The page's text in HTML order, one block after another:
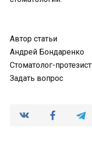
Автор статьи
Андрей Бондаренко
Стоматолог-протезист
Задать вопрос